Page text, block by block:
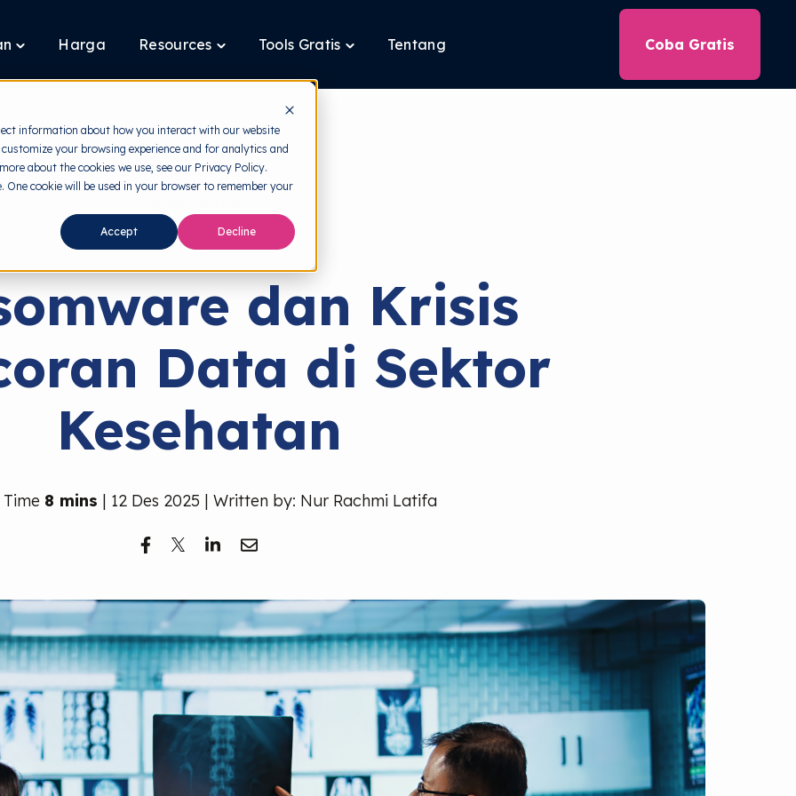
information about how you interact with our website
your browsing experience and for analytics and
about the cookies we use, see our Privacy Policy.
cookie will be used in your browser to remember your
Accept Decline
Toggle
Layanan
Harga Resources
Toggle
Resources
Tools Gratis
Toggle
Tools
Tentang Coba Gratis
Data Breach
dan Krisis
Data di Sektor
Kesehatan
8 mins | 12 Des 2025 | Written by: Nur Rachmi Latifa